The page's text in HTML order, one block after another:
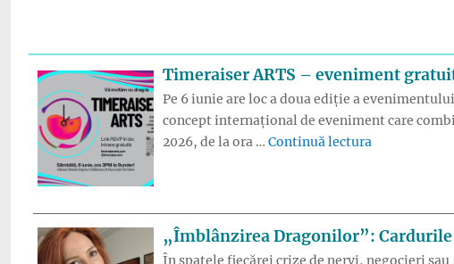
Timeraiser ARTS – eveniment
Pe 6 iunie are loc a doua ediție a
concept internațional de eveniment care
2026, de la ora … Continuă lectura
„Îmblânzirea Dragonilor”:
În spatele fiecărei crize de nervi, negocieri